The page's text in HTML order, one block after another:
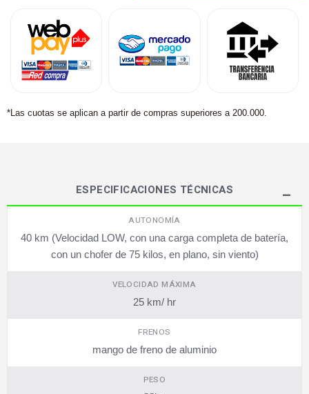
*Las cuotas se aplican a partir de compras superiores a 200.000.
ESPECIFICACIONES TÉCNICAS
AUTONOMÍA
40 km (Velocidad LOW, con una carga completa de batería,
con un chofer de 75 kilos, en plano, sin viento)
VELOCIDAD MÁXIMA
25 km/ hr
FRENOS
mango de freno de aluminio
PESO